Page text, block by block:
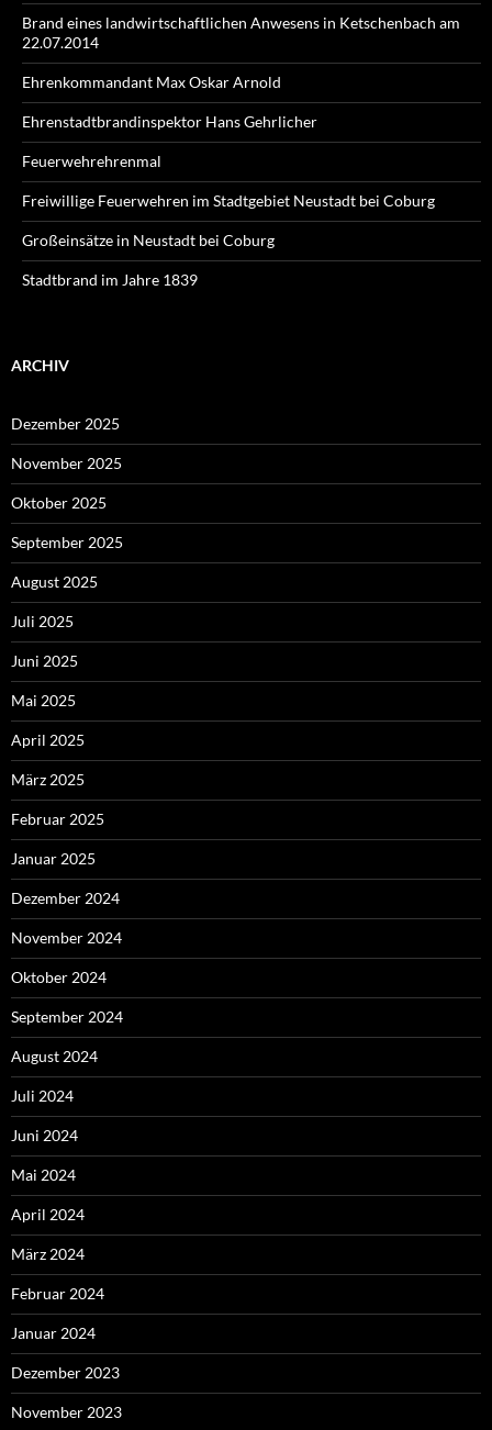
Brand eines landwirtschaftlichen Anwesens in Ketschenbach am
22.07.2014
Ehrenkommandant Max Oskar Arnold
Ehrenstadtbrandinspektor Hans Gehrlicher
Feuerwehrehrenmal
Freiwillige Feuerwehren im Stadtgebiet Neustadt bei Coburg
Großeinsätze in Neustadt bei Coburg
Stadtbrand im Jahre 1839
ARCHIV
Dezember 2025
November 2025
Oktober 2025
September 2025
August 2025
Juli 2025
Juni 2025
Mai 2025
April 2025
März 2025
Februar 2025
Januar 2025
Dezember 2024
November 2024
Oktober 2024
September 2024
August 2024
Juli 2024
Juni 2024
Mai 2024
April 2024
März 2024
Februar 2024
Januar 2024
Dezember 2023
November 2023